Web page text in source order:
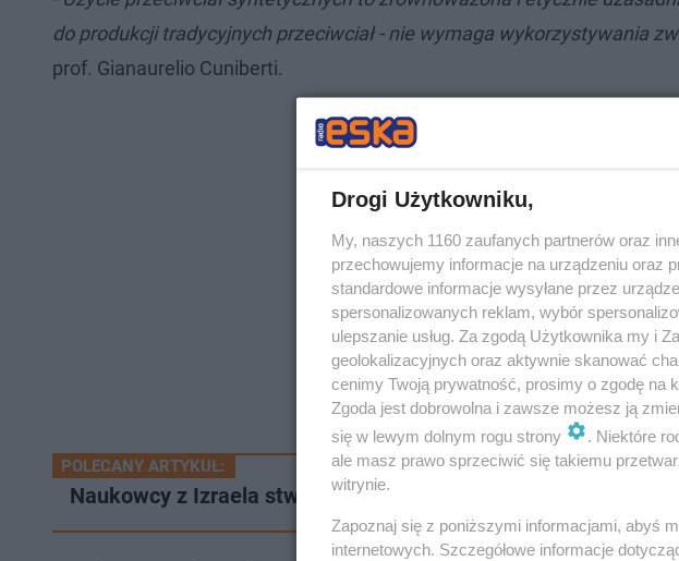
do produkcji tradycyjnych przeciwciał - nie wymaga wykorzystywania
prof. Gianaurelio Cuniberti.
POLECANY ARTYKUŁ:
Naukowcy z Izraela stworzyli zarodek ludzki bez użycia...
Drogi Użytkowniku,
My, naszych 1160 zaufanych partnerów oraz
przechowujemy informacje na urządzeniu oraz
standardowe informacje wysyłane przez
spersonalizowanych reklam, wybór
ulepszanie usług. Za zgodą Użytkownika my i
geolokalizacyjnych oraz aktywnie skanować
cenimy Twoją prywatność, prosimy o zgodę na
Zgoda jest dobrowolna i zawsze możesz ją
się w lewym dolnym rogu strony
. Niektóre
ale masz prawo sprzeciwić się takiemu
witrynie.
Zapoznaj się z poniższymi informacjami, abyś
internetowych. Szczegółowe informacje